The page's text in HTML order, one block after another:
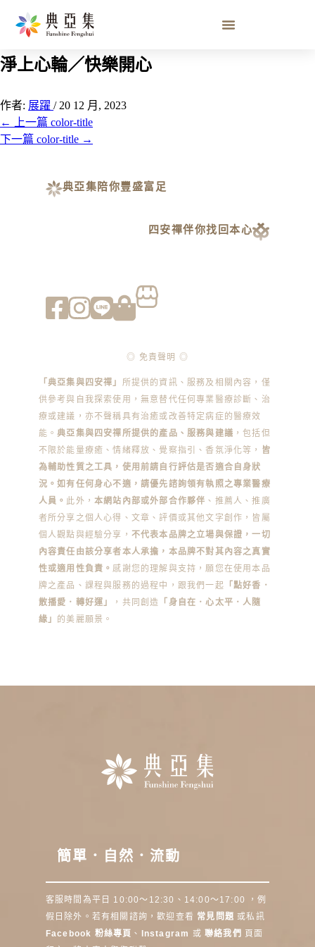
人緣財／保持歡喜心／連結情緣關係／清
淨上心輪／快樂開心
作者: 展躍 / 20 12 月, 2023
←
上一篇 color-title
下一篇 color-title →
典亞集陪你豐盛富足
四安禪伴你找回本心
◎ 免責聲明 ◎
「典亞集與四安禪」
所提供的資訊、服務及相關內容，僅
供參考與自我探索使用，無意替代任何專業醫療診斷、治
療或建議，亦不聲稱具有治癒或改善特定病症的醫療效
能。典亞集與四安禪所提供的產品、服務與建議 ，包括但
不限於能量療癒、情緒釋放、覺察指引、香氛淨化等， 皆
為輔助性質之工具，使用前請自行評估是否適合自身狀
況。如有任何身心不適，請優先諮詢領有執照之專業醫療
人員。 此外，本網站內部或外部合作夥伴 、推薦人、推廣
者所分享之個人心得、文章、評價或其他文字創作，皆屬
個人觀點與經驗分享， 不代表本品牌之立場與保證，一切
內容責任由該分享者本人承擔，本品牌不對其內容之真實
性或適用性負責。 感謝您的理解與支持，願您在使用本品
牌之產品、課程與服務的過程中，跟我們一起 「點好香．
散播愛．轉好運」
，共同創造
「身自在．心太平．人隨
緣」 的美麗願景。
簡單．自然．流動
客服時間為平日 10:00～12:30、14:00～17:00 ，例
假日除外。若有相關諮詢，歡迎查看 常見問題 或私訊
Facebook 粉絲專頁 、 Instagram 或聯絡我們
頁面